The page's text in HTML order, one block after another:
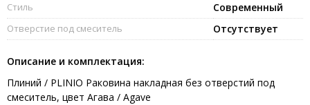
Стиль Современный
Отверстие под смеситель Отсутствует
Описание и комплектация:
Плиний / PLINIO Раковина накладная без отверстий под
смеситель, цвет Агава / Agave